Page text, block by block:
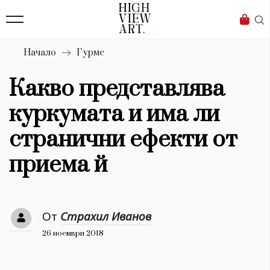
Бизнес
Мода
Dialogue
Изкуство
4340
Красота
777
Дизайн
1272
Начало Гурме
Какво представлява
куркумата и има ли
странични ефекти от
приема й
От Страхил Иванов
26 ноември 2018